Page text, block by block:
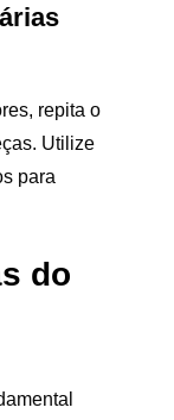
repita o
Utilize
para
do